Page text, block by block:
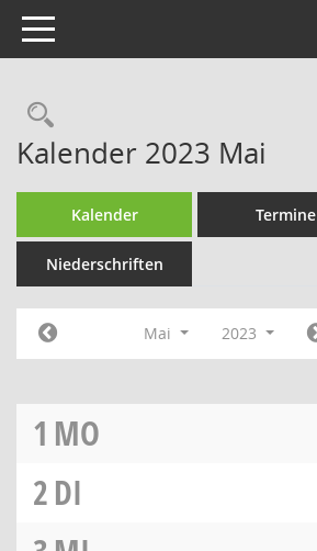
Toggle navigation
Rechercheauswahl
Kalender 2023 Mai
Kalender Termine
Niederschriften
Mai 2023
1 MO
2DI